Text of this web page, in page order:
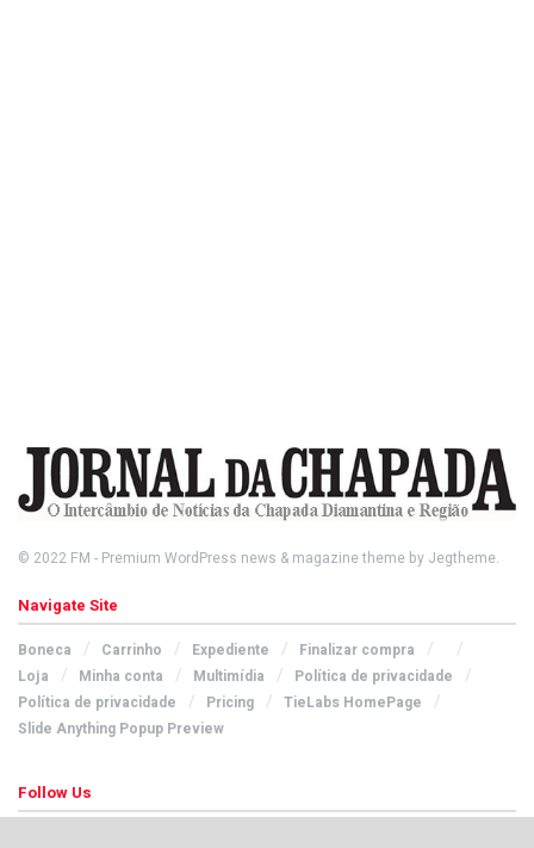
© 2022 FM - Premium WordPress news & magazine theme by Jegtheme.
Navigate Site
Boneca Carrinho Expediente
Finalizar compra
Loja
Minha conta Multimídia
Política de privacidade
Política de privacidade
Pricing
TieLabs HomePage
Slide Anything Popup Preview
Follow Us